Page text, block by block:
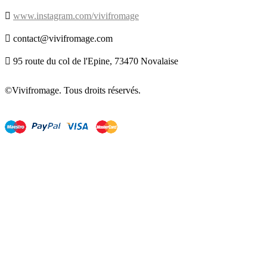
 www.instagram.com/vivifromage
 contact@vivifromage.com
 95 route du col de l'Epine, 73470 Novalaise
©Vivifromage. Tous droits réservés.